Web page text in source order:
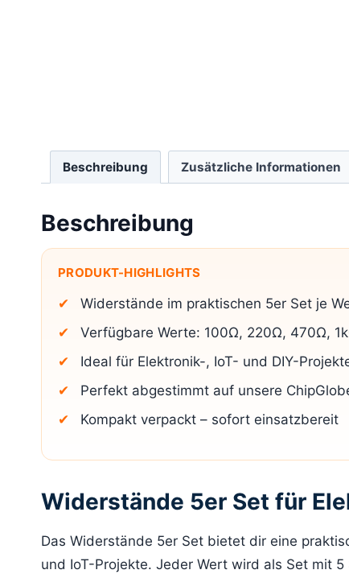
Beschreibung Zusätzliche Informationen
Beschreibung
PRODUKT-HIGHLIGHTS
Widerstände im praktischen 5er Set je
Verfügbare Werte: 100Ω, 220Ω, 470Ω,
Ideal für Elektronik-, IoT- und DIY-
Perfekt abgestimmt auf unsere
Kompakt verpackt – sofort einsatzbereit
Widerstände 5er Set für
Das Widerstände 5er Set bietet dir eine
und IoT-Projekte. Jeder Wert wird als Set mit